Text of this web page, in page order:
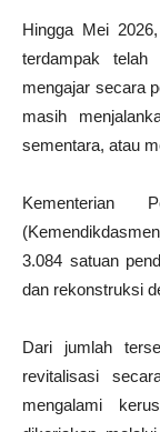
Hingga Mei
terdampak telah
mengajar secara
masih
sementara, atau
Kementerian
3.084 satuan
dan rekonstruksi
Dari jumlah
revitalisasi
mengalami